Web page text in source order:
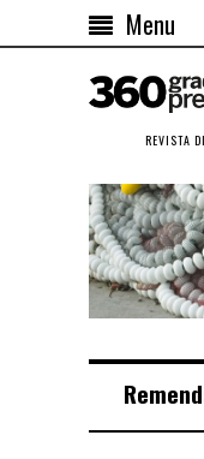
Menu
REVISTA